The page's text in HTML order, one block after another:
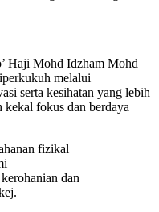
Haji Mohd Idzham Mohd
melalui
serta kesihatan yang lebih
kekal fokus dan berdaya
fizikal
dan